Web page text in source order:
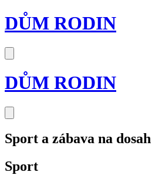
DŮM RODIN
DŮM RODIN
Sport a zábava na dosah
Sport